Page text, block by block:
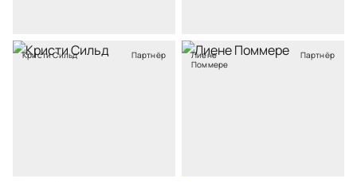
Кристи Сильд Партнёр
Лиене
Поммере
Партнёр